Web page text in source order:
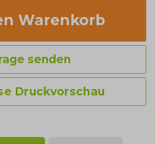
Warenkorb
senden
Druckvorschau